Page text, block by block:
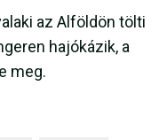
az Alföldön tölti
hajókázik, a
meg.